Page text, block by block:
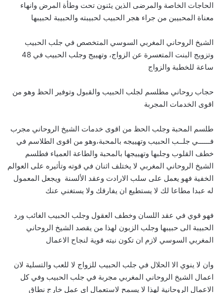
الحاجات الخاصة والمرضى الذين يئنون تحت وطأة المرض وانهاء
معناة المحبيبن من جراء هجر الحبيب لحبيبته والحبيبة لحبيبها
الشيخ الروحاني المغربي السوسي المتخصص في جلب الحبيب
وتزويج البنت المتعسرة عن الزواج، وتهييج وجلب الحبيب في 48
ساعة للخطبة والزواج
حجاب روحاني مطلسم لجلب الحبيب والقبول وتوفير الحظ وهو من
اقوى الخدمات المجربة
طلسم المحبة وجلب الحظ من اقوى خدمات الشيخ الروحاني مجرب
فــــــي جلــب الحبيب وتهييجه بالمحبة،وهو من اقوى الطلاسم في
خطف القلوب وجلبها وتهييجها بالمحبة والطاعة العمياء فطلسم
الشيخ الروحاني المغربي لا يختلف اثنان في قوته وتأثيره على العوالم
الخفية فهو يعمل على سلب الارادت وعقد الألسنة ويجعل المعمول
له عبدا مطاعا لك لا يستطيع ان يفارقك ولا يستغني عنك
فهو قوي في عقد اللسان وخطف العقول وجلب الحبيب الغائب ورد
الحبيبة الى حبيبها وجلب الزبون لهذا من يقصد الشيخ الروحاني
المغربي السوسي لازم ان تكون نيته قوية لنجاح الاعمال
وان لا ينوي الا الحلال في جلب الحبيب للزواج لا للعب والتسلية لان
اعمال الشيخ الروحاني المغربي مجربة في جلب الحبيب وفي كل
الاعمال الروحانية لهذا لا يسمح لاستعمال اي عمل خارج نطاق